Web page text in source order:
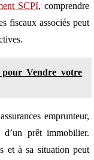
SCPI, comprendre
fiscaux associés peut
pour Vendre votre
emprunteur,
d’un prêt immobilier.
et à sa situation peut